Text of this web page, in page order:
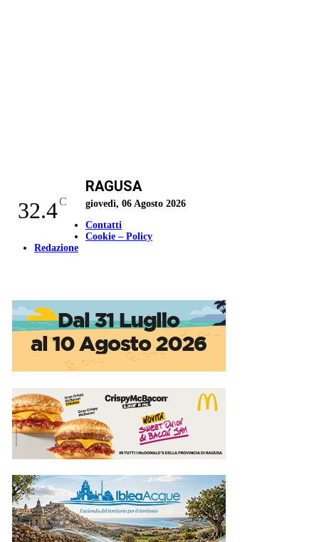
32.4C
RAGUSA
giovedì, 06 Agosto 2026
Contatti
Cookie – Policy
Redazione